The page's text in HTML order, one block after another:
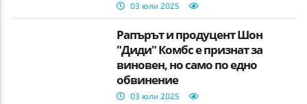
03 юли 2025
Рапърът и продуцент Шон
"Диди" Комбс е признат за
виновен, но само по едно
обвинение
03 юли 2025